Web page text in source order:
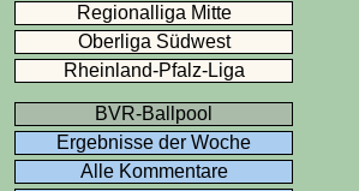
Regionalliga Mitte
Oberliga Südwest
Rheinland-Pfalz-Liga
BVR-Ballpool
Ergebnisse der Woche
Alle Kommentare